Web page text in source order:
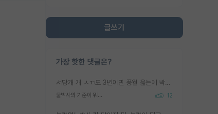
글쓰기
가장 핫한 댓글은?
서당개 개 ㅅㄲ도 3년이면 풍월 읊는데 박사 5년 이상 대리고 있으면서 물된건 교수 탓 맞는ㄱ게 거기가 서당이 아니란 소리임
물박사의 기준이 뭐임? 12